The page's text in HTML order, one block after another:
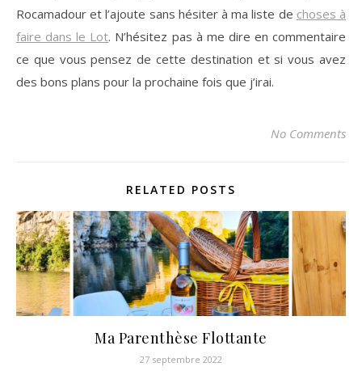
Rocamadour et l’ajoute sans hésiter à ma liste de choses à
faire dans le Lot. N’hésitez pas à me dire en commentaire
ce que vous pensez de cette destination et si vous avez
des bons plans pour la prochaine fois que j’irai.
No Comments
RELATED POSTS
Ma Parenthèse Flottante
27 septembre 2022